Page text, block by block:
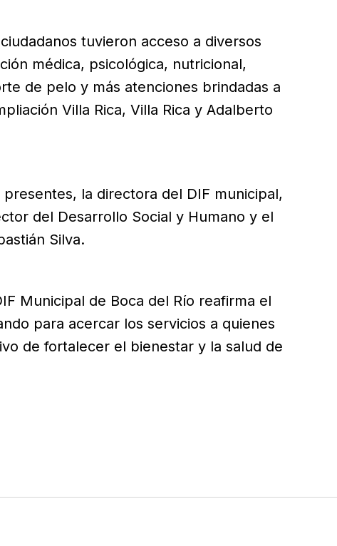
tuvieron acceso a diversos
médica, psicológica, nutricional,
de pelo y más atenciones brindadas a
Villa Rica, Villa Rica y Adalberto
la directora del DIF municipal,
del Desarrollo Social y Humano y el
Silva.
Municipal de Boca del Río reafirma el
para acercar los servicios a quienes
de fortalecer el bienestar y la salud de